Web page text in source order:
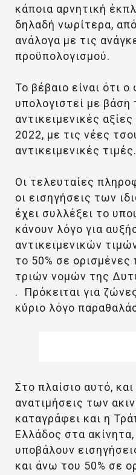
κάποια αρνητική
δηλαδή νωρίτερα,
ανάλογα με τις
προϋπολογισμού.
Το βέβαιο είναι ότι
υπολογιστεί με βάση
αντικειμενικές
2022, με τις νέες
αντικειμενικές τιμές.
Οι τελευταίες
οι εισηγήσεις των
έχει συλλέξει το
κάνουν λόγο για
αντικειμενικών
το 50% σε ορισμένες
τριών νομών της
. Πρόκειται για
κύριο λόγο
Στο πλαίσιο αυτό,
ανατιμήσεις των
καταγράφει και η
Ελλάδος στα ακίνητα,
υποβάλουν
και άνω του 50% σε